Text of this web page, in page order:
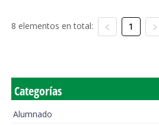
8 elementos en total: 1
Categorías
Alumnado